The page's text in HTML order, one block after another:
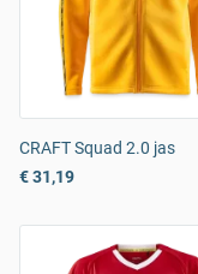
CRAFT Squad 2.0 jas
€ 31,19